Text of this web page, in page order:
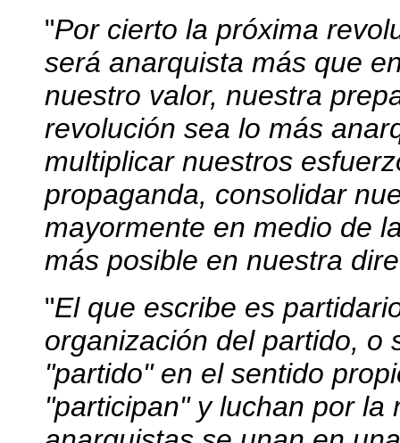
"Por cierto la próxima
será anarquista más que
nuestro valor, nuestra
revolución sea lo más
multiplicar nuestros
propaganda, consolidar
mayormente en medio de
más posible en nuestra
"El que escribe es
organización del partido, o
"partido" en el sentido
"participan" y luchan por